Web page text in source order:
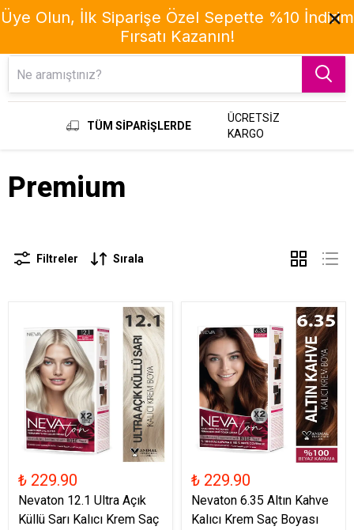
TÜM SİPARİŞLERDE
ÜCRETSİZ
KARGO
Premium
Filtreler Sırala
₺ 229.90
Nevaton 12.1 Ultra Açık
Küllü Sarı Kalıcı Krem Saç
₺ 229.90
Nevaton 6.35 Altın Kahve
Kalıcı Krem Saç Boyası
Üye Olun, İlk Siparişe Özel Sepette %10 İndirim
Fırsatı Kazanın!